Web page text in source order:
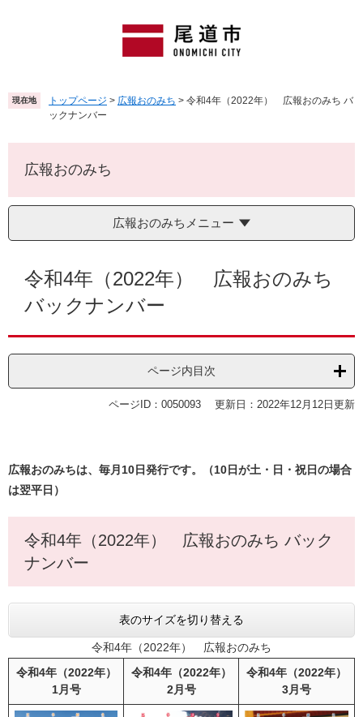
頭
で
。
飛
ば
て
へ
現在地 トップページ > 広報おのみち > 令和4年（2022年） 広報おのみち バ
ックナンバー
広報おのみち
広報おのみちメニュー
令和4年（2022年） 広報おのみち
バックナンバー
ページ内目次
ページID：0050093 更新日：2022年12月12日更新
広報おのみちは、毎月10日発行です。（10日が土・日・祝日の場合
は翌平日）
令和4年（2022年） 広報おのみち バック
ナンバー
表のサイズを切り替える
令和4年（2022年）
1月号
令和4年（2022年）
2月号
令和4年（2022年）
3月号
令和4年（2022年） 広報おのみち